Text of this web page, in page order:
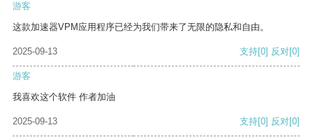
游客
这款加速器VPM应用程序已经为我们带来了无限的隐私和自由。
2025-09-13 支持[0] 反对[0]
游客
我喜欢这个软件 作者加油
2025-09-13 支持[0] 反对[0]